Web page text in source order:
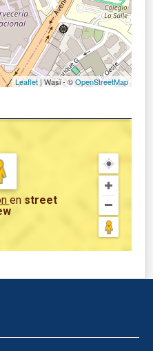
Leaflet| Wasi - ©OpenStreetMap
en street